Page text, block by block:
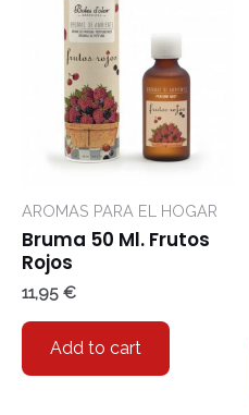
AROMAS PARA EL HOGAR
Bruma 50 Ml. Frutos
Rojos
11,95 €
Add to cart